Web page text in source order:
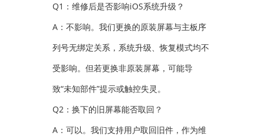
Q1：维修后是否影响iOS系统升级？
A：不影响。我们更换的原装屏幕与主板序
列号无绑定关系，系统升级、恢复模式均不
受影响。但若更换非原装屏幕，可能导
致“未知部件”提示或触控失灵。
Q2：换下的旧屏幕能否取回？
A：可以。我们支持用户取回旧件，作为维